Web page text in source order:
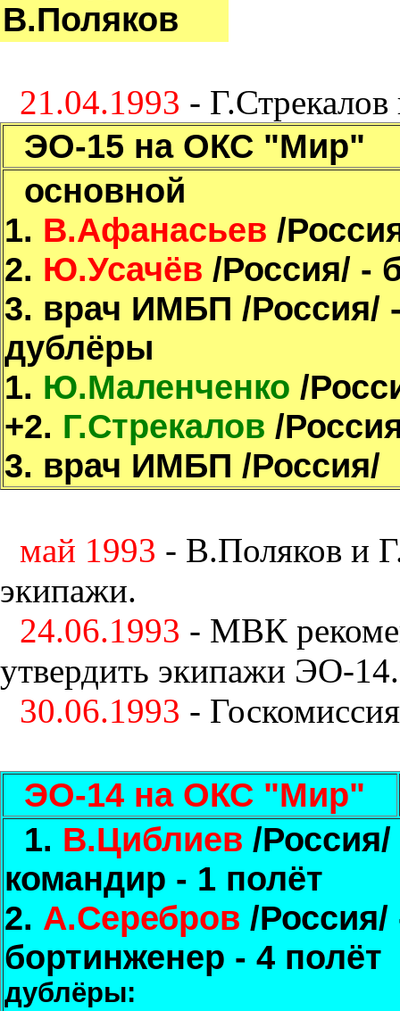
В.Поляков
21.04.1993 -
ЭО-15 на ОКС "Мир"
основной
1. В.Афанасьев /
2. Ю.Усачёв /Россия/ -
3. врач ИМБП /Россия/
дублёры
1. Ю.Маленченко /
+2. Г.Стрекалов /
3. врач ИМБП /Россия/
май 1993 - В.Поляков и
экипажи.
24.06.1993 - МВК
утвердить экипажи ЭО-14.
30.06.1993 -
ЭО-14 на ОКС "Мир"
1. В.Циблиев /Россия/
командир - 1 полёт
2. А.Серебров /Россия/
бортинженер - 4 полёт
дублёры: